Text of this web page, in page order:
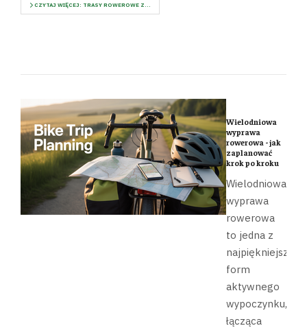
CZYTAJ WIĘCEJ: TRASY ROWEROWE Z...
Wielodniowa
wyprawa
rowerowa - jak
zaplanować
krok po kroku
Wielodniowa
wyprawa
rowerowa
to jedna z
najpiękniejszych
form
aktywnego
wypoczynku,
łącząca